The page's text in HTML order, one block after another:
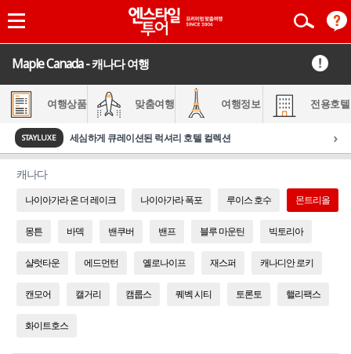
Maple Canada - 캐나다 여행
여행상품 맞춤여행 여행정보 전용호텔
STAYLUXE 세심하게 큐레이션된 럭셔리 호텔 컬렉션 ›
캐나다
나이아가라 온 더 레이크 나이아가라 폭포 루이스 호수 몬트리올
몽튼 바덱 밴쿠버 밴프 블루 마운틴 빅토리아
샬럿타운 에드먼턴 옐로나이프 재스퍼 캐나디안 로키
캔모어 캘거리 캠룹스 퀘벡 시티 토론토 핼리팩스
화이트호스